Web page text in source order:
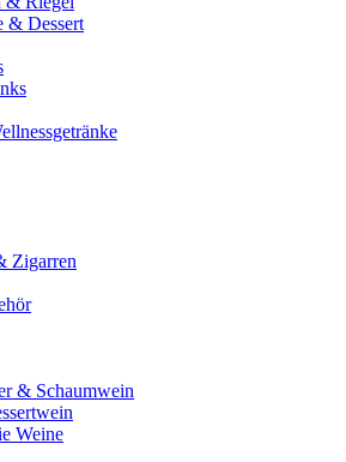
& Dessert
Zigarren
& Schaumwein
Weine